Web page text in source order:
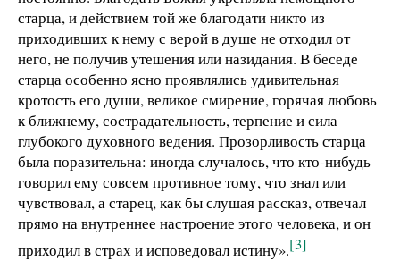
старца, и действием той же благодати никто из
приходивших к нему с верой в душе не отходил от
него, не получив утешения или назидания. В беседе
старца особенно ясно проявлялись удивительная
кротость его души, великое смирение, горячая любовь
к ближнему, сострадательность, терпение и сила
глубокого духовного ведения. Прозорливость старца
была поразительна: иногда случалось, что кто-нибудь
говорил ему совсем противное тому, что знал или
чувствовал, а старец, как бы слушая рассказ, отвечал
прямо на внутреннее настроение этого человека, и он
приходил в страх и исповедовал истину».[3]